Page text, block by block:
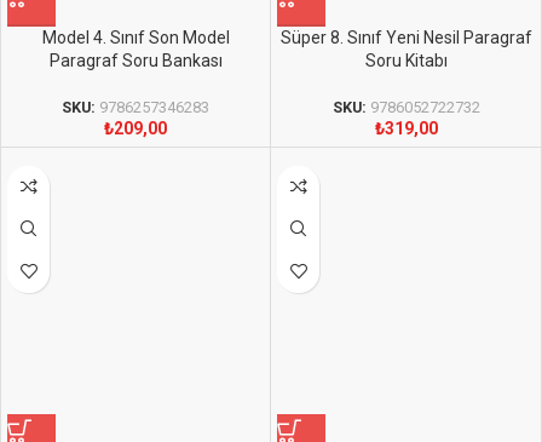
Model 4. Sınıf Son Model
Paragraf Soru Bankası
SKU: 9786257346283
₺209,00
Süper 8. Sınıf Yeni Nesil Paragraf
Soru Kitabı
SKU: 9786052722732
₺319,00